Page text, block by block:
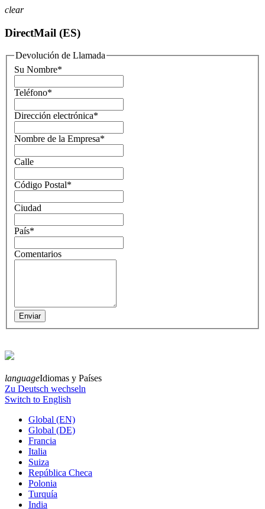
clear
DirectMail (ES)
Devolución de Llamada
Su Nombre*
Teléfono*
Dirección electrónica*
Nombre de la Empresa*
Calle
Código Postal*
Ciudad
País*
Comentarios
languageIdiomas y Países
Zu Deutsch wechseln
Switch to English
Global (EN)
Global (DE)
Francia
Italia
Suiza
República Checa
Polonia
Turquía
India